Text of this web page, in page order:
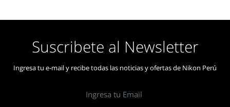
Suscribete al Newsletter
Ingresa tu e-mail y recibe todas las noticias y ofertas de Nikon Perú